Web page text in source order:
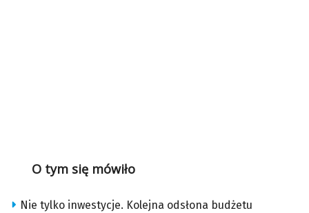
O tym się mówiło
Nie tylko inwestycje. Kolejna odsłona budżetu